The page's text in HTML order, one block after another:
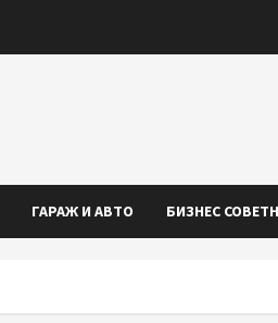
ГАРАЖ И АВТО БИЗНЕС